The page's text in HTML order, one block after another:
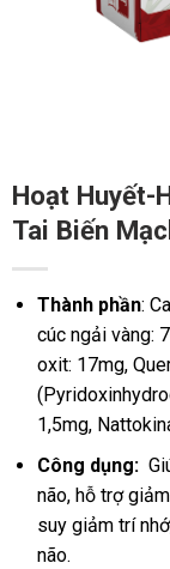
Hoạt Huyết-
Tai Biến
Thành phần:
cúc ngải vàng:
oxit: 17mg,
1,5mg,
Công dụng:
não, hỗ trợ
suy giảm trí
não.